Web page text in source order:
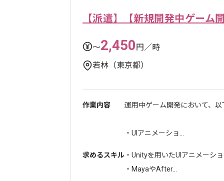
【派遣】【新規開発中ゲーム
〜2,450円／時
若林（東京都）
作業内容 運用中ゲーム開発において、
・UIアニメーショ...
求めるスキル ・Unityを用いたUIアニメーシ
・MayaやAfter...